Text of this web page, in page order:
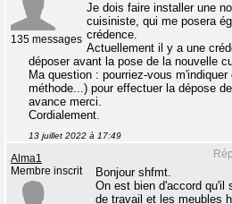
135 messages
Je dois faire installer une
cuisiniste, qui me posera
crédence.
Actuellement il y a une
déposer avant la pose de la nouvelle
Ma question : pourriez-vous
méthode...) pour effectuer la dépose
avance merci.
Cordialement.
13 juillet 2022 à 17:49
Alma1
Membre inscrit
Bonjour shfmt.
On est bien d'accord qu'il
de travail et les meubles